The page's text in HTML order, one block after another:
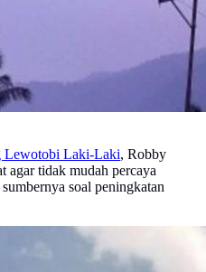
Lewotobi Laki-Laki, Robby
agar tidak mudah percaya
soal peningkatan